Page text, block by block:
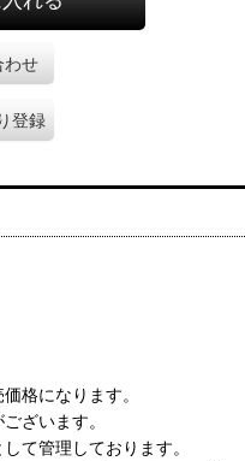
わせ
登録
格になります。
ざいます。
て管理しております。